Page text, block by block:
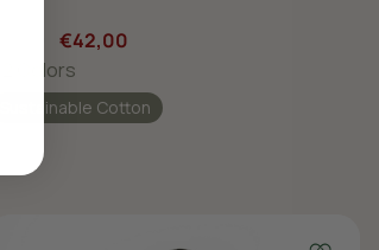
€42,00
+ 2 Colors
Sustainable Cotton